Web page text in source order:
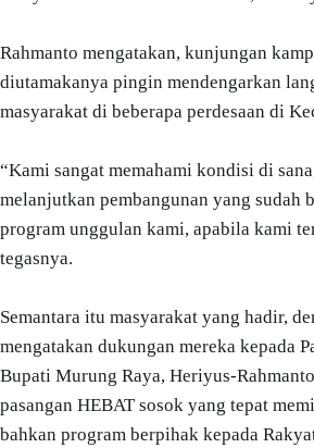
Rahmanto mengatakan, kunjungan
diutamakanya pingin mendengarkan
masyarakat di beberapa perdesaan di
“Kami sangat memahami kondisi di
melanjutkan pembangunan yang sudah
program unggulan kami, apabila kami
tegasnya.
Semantara itu masyarakat yang hadir,
mengatakan dukungan mereka kepada
Bupati Murung Raya, Heriyus-
pasangan HEBAT sosok yang tepat
bahkan program berpihak kepada